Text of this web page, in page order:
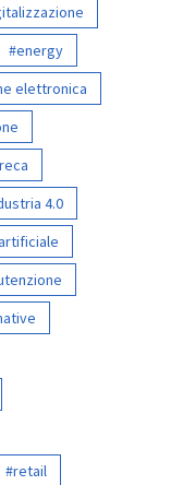
energy
elettronica
4.0
retail